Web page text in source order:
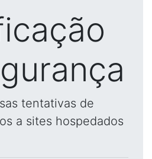
tentativas de
a sites hospedados